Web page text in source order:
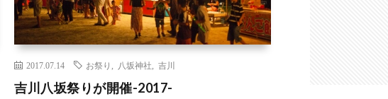
2017.07.14 お祭り 八坂神社 ,吉川
吉川八坂祭りが開催-2017-